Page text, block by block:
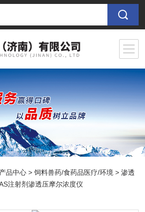
产品中心 >饲料兽药/食药品医疗/环境 >渗透
注射剂渗透压摩尔浓度仪